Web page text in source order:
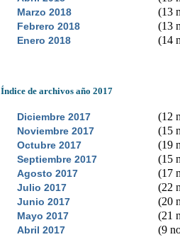
Marzo 2018 (13
Febrero 2018 (13
Enero 2018 (14
Índice de archivos año 2017
Diciembre 2017 (12
Noviembre 2017 (15
Octubre 2017 (19
Septiembre 2017 (15
Agosto 2017 (17
Julio 2017 (22
Junio 2017 (20
Mayo 2017 (21
Abril 2017 (9